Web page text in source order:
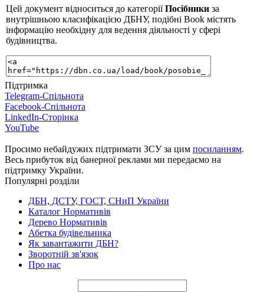
Цей документ відноситься до категоріїПосібники за
внутрішньою класифікацією ДБНУ, подібні Book містять
інформацію необхідну для ведення діяльності у сфері
будівництва.
Підтримка
Telegram-Спільнота
Facebook-Спільнота
LinkedIn-Сторінка
YouTube
Просимо небайдужих підтримати ЗСУ за цим посиланням.
Весь прибуток від банерної реклами ми передаємо на
підтримку України.
Популярні розділи
ДБН, ДСТУ, ГОСТ, СНиП України
Каталог Нормативів
Дерево Нормативів
Абетка будівельника
Як завантажити ДБН?
Зворотній зв'язок
Про нас